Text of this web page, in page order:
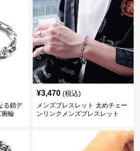
る鎖デ
腕輪
¥3,470 (税込)
メンズブレスレット 太めチェー
ンリンクメンズブレスレット